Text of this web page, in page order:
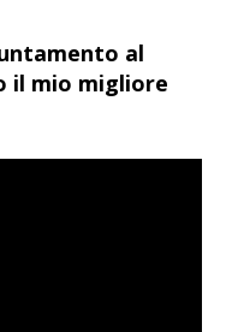
al
il mio migliore